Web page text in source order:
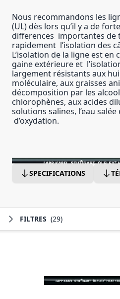
Nous recommandons les
(UL) dès lors qu’il y a de
differences importantes de
rapidement l’isolation des
L’isolation de la ligne est en
gaine extérieure et
largement résistants aux
moléculaire, aux graisses
décomposition par les
chlorophènes, aux acides
solutions salines, l’eau
d’oxydation.
SPECIFICATIONS
FILTRES (29)